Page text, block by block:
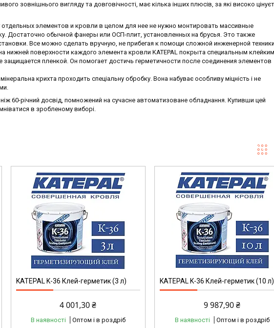
зовнішнього вигляду та довговічності, має кілька інших плюсів, за які високо
элементов и кровли в целом для нее не нужно монтировать массивные
Достаточно обычной фанеры или ОСП-плит, установленных на брусья. Это также
Все можно сделать вручную, не прибегая к помощи сложной инженерной
нижней поверхности каждого элемента кровли KATEPAL покрыта специальным клейким
пленкой. Он помогает достичь герметичности после соединения элементов
крихта проходить спеціальну обробку. Вона набуває особливу міцність і не
ніж 60-річний досвід, помножений на сучасне автоматизоване обладнання. Купивши цей
в зробленому виборі.
KATEPAL K-36 Клей-герметик (3 л)
4 001,30 ₴
В наявності Оптом і в роздріб
KATEPAL K-36 Клей-герметик (10 л)
9 987,90 ₴
В наявності Оптом і в роздріб